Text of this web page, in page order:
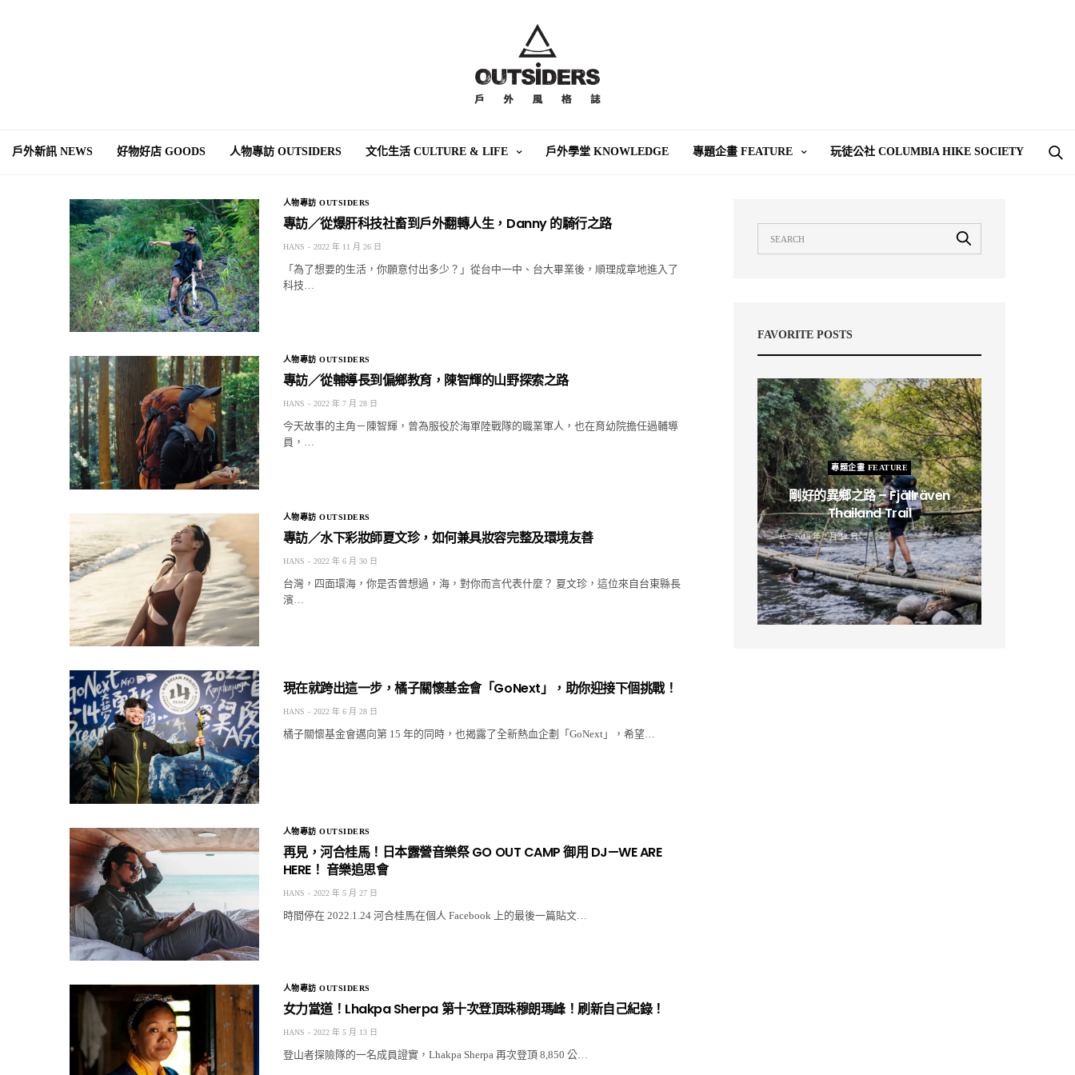
戶外新訊 NEWS 好物好店 GOODS 人物專訪 OUTSIDERS 文化生活 CULTURE & LIFE 戶外學堂 KNOWLEDGE 專題企畫 FEATURE 玩徒公社 COLUMBIA HIKE SOCIETY
人物專訪 OUTSIDERS
專訪／從爆肝科技社畜到戶外翻轉人生，Danny 的騎行之路
HANS 2022 年 11 月 26 日
「為了想要的生活，你願意付出多少？」從台中一中、台大畢業後，順理成章地進入了
科技…
人物專訪 OUTSIDERS
專訪／從輔導長到偏鄉教育，陳智輝的山野探索之路
HANS 2022 年 7 月 28 日
今天故事的主角－陳智輝，曾為服役於海軍陸戰隊的職業軍人，也在育幼院擔任過輔導
員，…
人物專訪 OUTSIDERS
專訪／水下彩妝師夏文珍，如何兼具妝容完整及環境友善
HANS 2022 年 6 月 30 日
台灣，四面環海，你是否曾想過，海，對你而言代表什麼？ 夏文珍，這位來自台東縣長
濱…
現在就跨出這一步，橘子關懷基金會「GoNext」，助你迎接下個挑戰！
HANS 2022 年 6 月 28 日
橘子關懷基金會邁向第 15 年的同時，也揭露了全新熱血企劃「GoNext」，希望…
人物專訪 OUTSIDERS
再見，河合桂馬！日本露營音樂祭 GO OUT CAMP 御用 DJ—WE ARE
HERE！ 音樂追思會
HANS 2022 年 5 月 27 日
時間停在 2022.1.24 河合桂馬在個人 Facebook 上的最後一篇貼文…
人物專訪 OUTSIDERS
女力當道！Lhakpa Sherpa 第十次登頂珠穆朗瑪峰！刷新自己紀錄！
HANS 2022 年 5 月 13 日
登山者探險隊的一名成員證實，Lhakpa Sherpa 再次登頂 8,850 公…
FAVORITE POSTS
專題企畫 FEATURE
剛好的異鄉之路 – Fjällräven
Thailand Trail
B 2019 年 2 月 12 日